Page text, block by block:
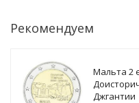
Рекомендуем
Мальта 2
Джгантии